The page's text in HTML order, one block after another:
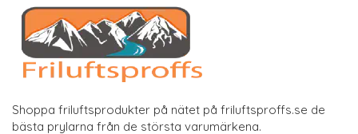
Shoppa friluftsprodukter på nätet på friluftsproffs.se de
bästa prylarna från de största varumärkena.